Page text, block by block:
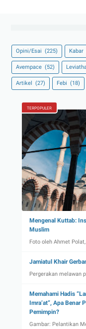
Opini/Esai (225) Kabar
Avempace (52)
Artikel (27) Febi (18)
TERPOPULER
Mengenal Kuttab:
Muslim
Foto oleh Ahmet
Jamiatul Khair
Pergerakan melawan
Memahami Hadis
Imra’at”, Apa Benar
Pemimpin?
Gambar: Pelantikan